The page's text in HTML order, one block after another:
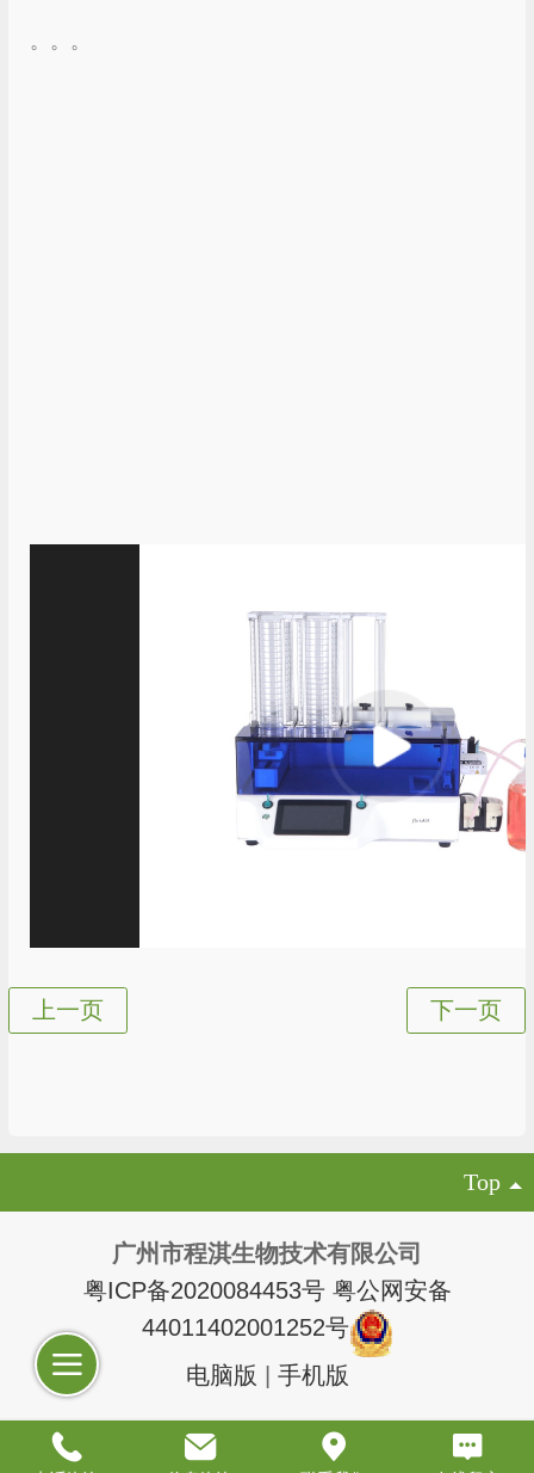
。。。
Top
广州市程淇生物技术有限公司
粤ICP备2020084453号 粤公网安备
44011402001252号
电脑版
手机版